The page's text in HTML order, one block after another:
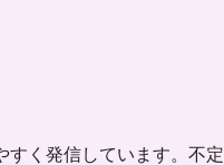
すく発信しています。不定